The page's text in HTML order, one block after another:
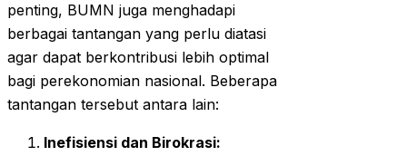
penting, BUMN juga menghadapi
berbagai tantangan yang perlu diatasi
agar dapat berkontribusi lebih optimal
bagi perekonomian nasional. Beberapa
tantangan tersebut antara lain:
Inefisiensi dan Birokrasi: